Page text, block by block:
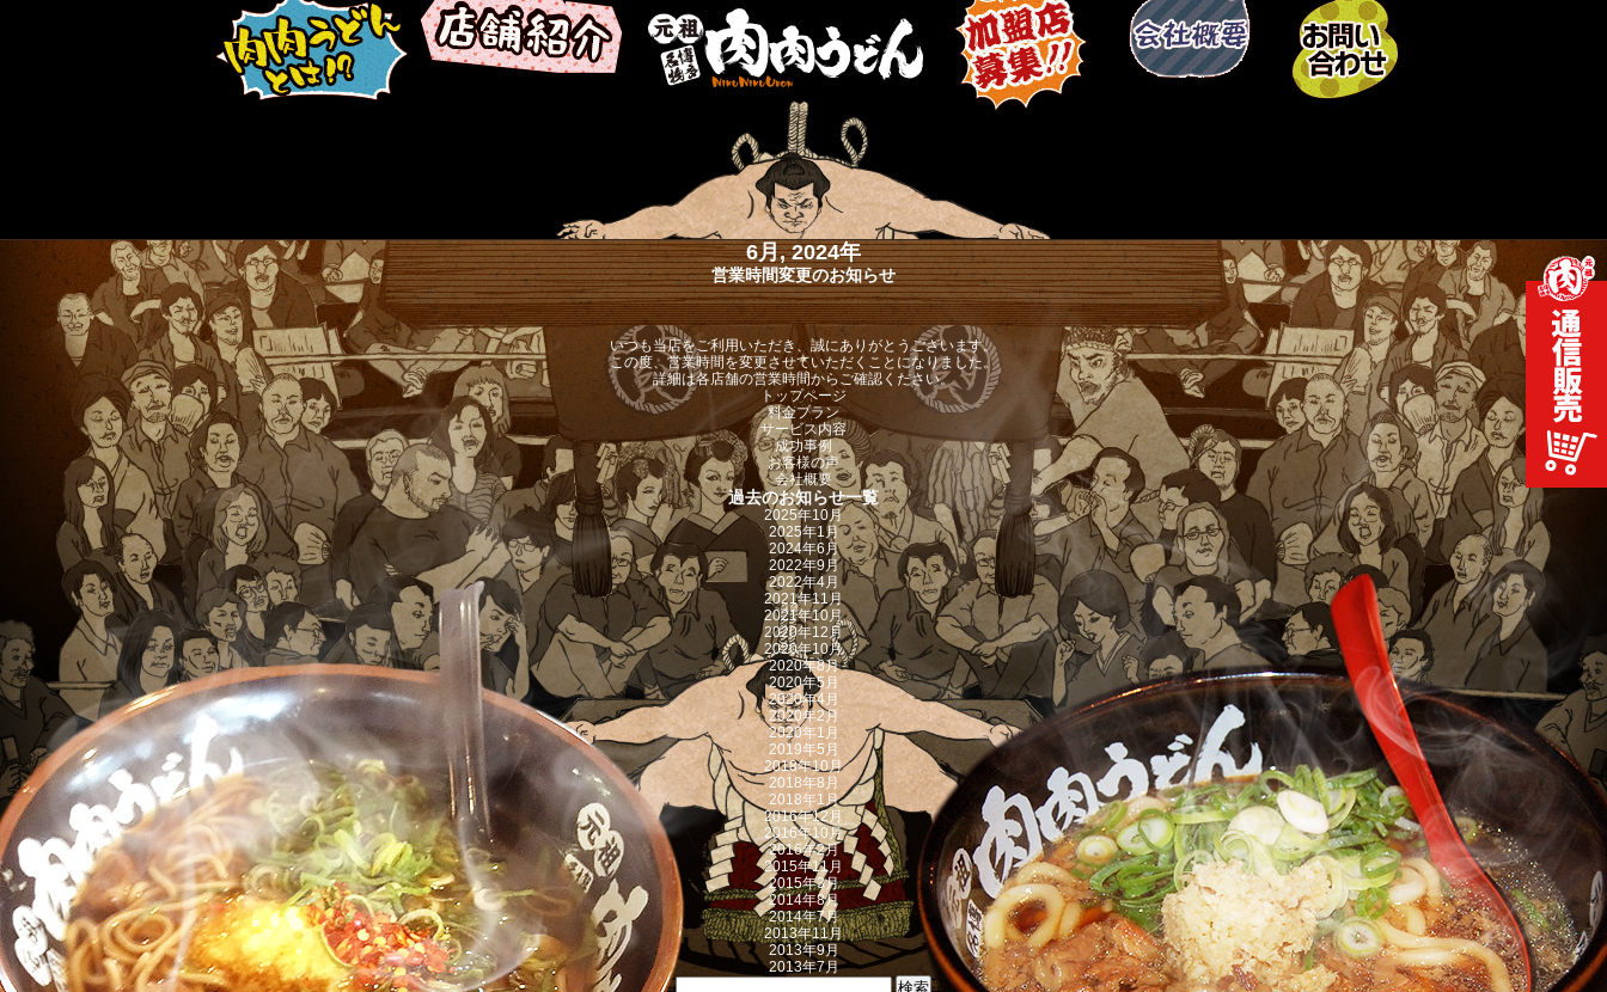
6月, 2024年
営業時間変更のお知らせ
2024-06-01
いつも当店をご利用いただき、誠にありがとうございます。
この度、営業時間を変更させていただくことになりました。
詳細は各店舗の営業時間からご確認ください。
トップページ
料金プラン
サービス内容
成功事例
お客様の声
会社概要
過去のお知らせ一覧
2025年10月
2025年1月
2024年6月
2022年9月
2022年4月
2021年11月
2021年10月
2020年12月
2020年10月
2020年8月
2020年5月
2020年4月
2020年2月
2020年1月
2019年5月
2018年10月
2018年8月
2018年1月
2016年12月
2016年10月
2016年2月
2015年11月
2015年3月
2014年8月
2014年7月
2013年11月
2013年9月
2013年7月
検索: